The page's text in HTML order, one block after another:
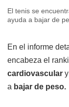
El tenis se
ayuda a bajar de
En el informe
encabeza el
cardiovascular
a bajar de peso.